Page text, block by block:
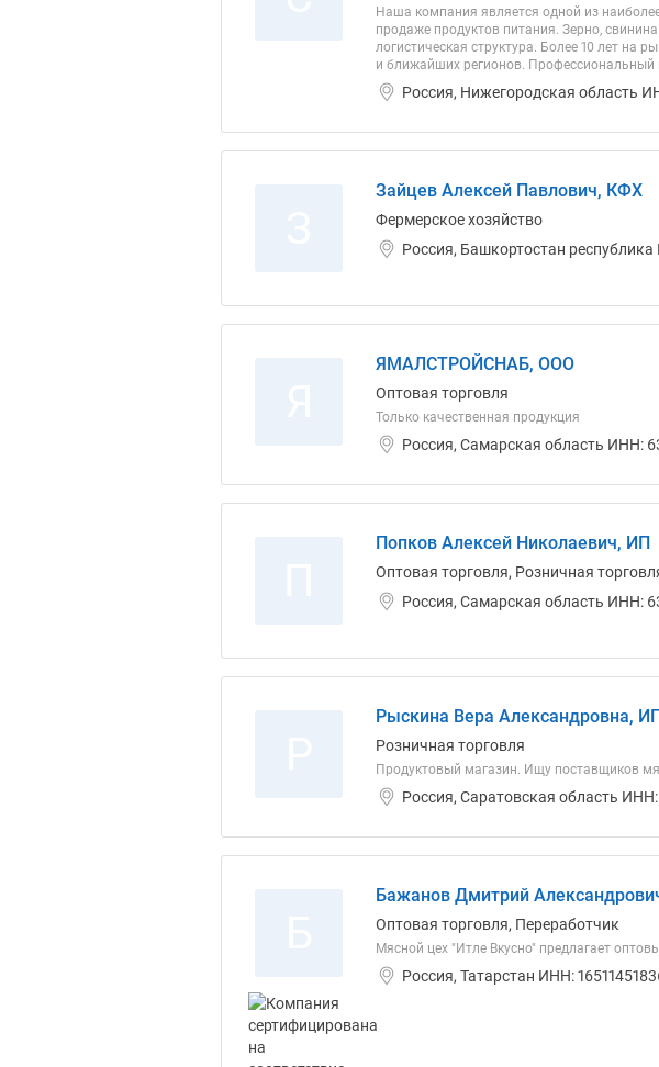
Наша компания является одной из
продаже продуктов питания. Зерно,
логистическая структура. Более 10 лет на
и ближайших регионов. Профессиональный
Россия, Нижегородская область
Зайцев Алексей Павлович, КФХ
Фермерское хозяйство
Россия, Башкортостан
ЯМАЛСТРОЙСНАБ, ООО
Оптовая торговля
Только качественная продукция
Россия, Самарская область ИНН:
Попков Алексей Николаевич, ИП
Оптовая торговля, Розничная
Россия, Самарская область ИНН:
Рыскина Вера Александровна,
Розничная торговля
Продуктовый магазин. Ищу поставщиков
Россия, Саратовская область ИНН:
Бажанов Дмитрий
Оптовая торговля, Переработчик
Мясной цех "Итле Вкусно" предлагает
Россия, Татарстан ИНН: